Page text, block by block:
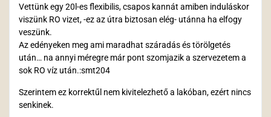
Vettünk egy 20l-es flexibilis, csapos kannát amiben induláskor
viszünk RO vizet, -ez az útra biztosan elég- utánna ha elfogy
veszünk.
Az edényeken meg ami maradhat száradás és törölgetés
után… na annyi méregre már pont szomjazik a szervezetem a
sok RO víz után.:smt204
Szerintem ez korrektűl nem kivitelezhető a lakóban, ezért nincs
senkinek.